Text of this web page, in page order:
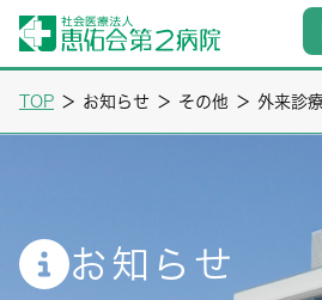
TOP ＞ お知らせ ＞ その他 ＞ 外来診
お知らせ